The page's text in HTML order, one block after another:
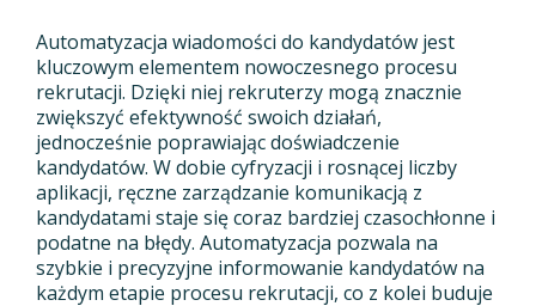
Automatyzacja wiadomości do kandydatów jest
kluczowym elementem nowoczesnego procesu
rekrutacji. Dzięki niej rekruterzy mogą znacznie
zwiększyć efektywność swoich działań,
jednocześnie poprawiając doświadczenie
kandydatów. W dobie cyfryzacji i rosnącej liczby
aplikacji, ręczne zarządzanie komunikacją z
kandydatami staje się coraz bardziej czasochłonne i
podatne na błędy. Automatyzacja pozwala na
szybkie i precyzyjne informowanie kandydatów na
każdym etapie procesu rekrutacji, co z kolei buduje